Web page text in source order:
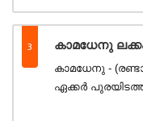
3 കാമധേനു
കാമധേനു -
ഏക്കര്‍